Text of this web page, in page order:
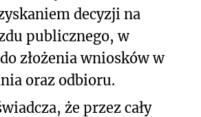
decyzji na
publicznego, w
złożenia wniosków w
oraz odbioru.
że przez cały